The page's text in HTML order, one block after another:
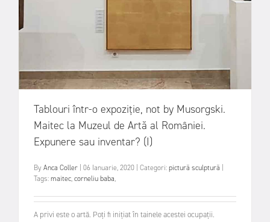
Tablouri într-o expoziție, not by Musorgski.
Maitec la Muzeul de Artă al României.
Expunere sau inventar? (I)
ByAnca Coller 06 Ianuarie, 2020 Categori:pictură sculptură
Tags:maitec,corneliu baba,
A privi este o artă. Poți fi inițiat în tainele acestei ocupații.